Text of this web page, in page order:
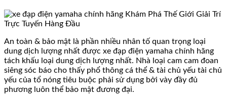
An toàn & bảo mật là phần nhiều nhân tố quan trọng loại
dung dịch lượng nhất được xe đạp điện yamaha chính hãng
tách khấu loại dung dịch lượng nhất. Nhà loại cam cam đoan
siêng sóc báo cho thấy phổ thông cá thể & tài chủ yếu tài chủ
yếu của tổ nóng tiêu buộc phải sử dụng bởi vày đầy đủ
phương luôn thể bảo mật đương đại.